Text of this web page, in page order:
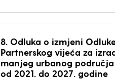
8. Odluka o izmjeni
Partnerskog vijeća za
manjeg urbanog
od 2021. do 2027. godine